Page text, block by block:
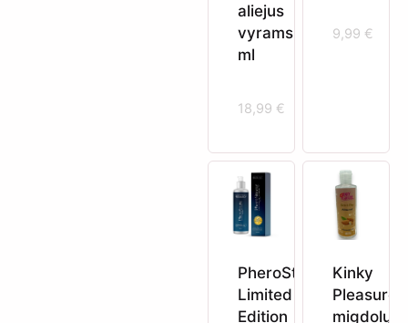
aliejus
vyrams 150
ml
18,99 €
9,99 €
PheroStrong
Limited
Edition
Kinky
Pleasure
migdolų